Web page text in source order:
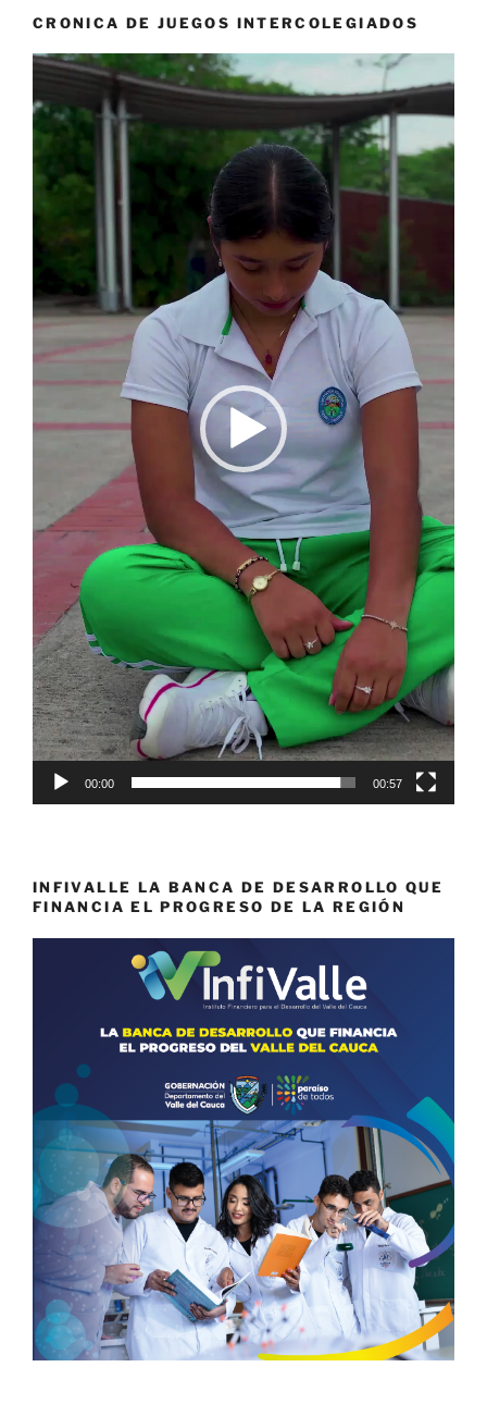
CRONICA DE JUEGOS INTERCOLEGIADOS
Reproductor
vídeo
00:00 00:57
INFIVALLE LA BANCA DE DESARROLLO QUE
FINANCIA EL PROGRESO DE LA REGIÓN